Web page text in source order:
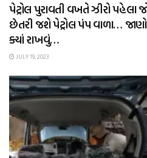
પેટ્રોલ પુરાવતી વખતે ઝીરો
છેતરી જશે પેટ્રોલ પંપ વાળા…
ક્યાં રાખવું…
JULY 19, 2023